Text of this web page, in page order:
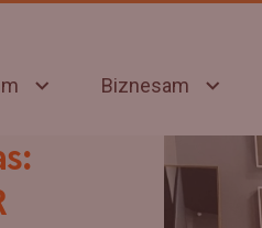
Biznesam